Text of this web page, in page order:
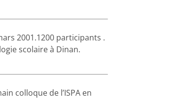
2001.1200 participants .
scolaire à Dinan.
colloque de l’ISPA en